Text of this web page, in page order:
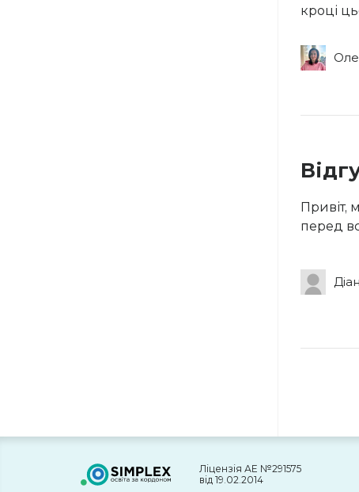
кроці
Привіт,
перед
Ліцензія АЕ №291575
від 19.02.2014